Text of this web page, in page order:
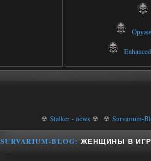
☢ Stalker - news ☢ ☢ Survarium-
SURVARIUM-BLOG: ЖЕНЩИНЫ В